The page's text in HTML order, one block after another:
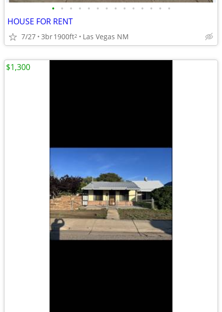
• • • • • • • • • • • • • •
HOUSE FOR RENT
7/27 3br1900ft2 Las Vegas NM
$1,300